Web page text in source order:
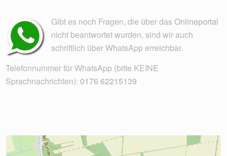
Gibt es noch Fragen, die über dasOnlineportal
nicht beantwortet wurden, sind wir auch
schriftlich über WhatsApp erreichbar.
Telefonnummer für WhatsApp (bitte KEINE
Sprachnachrichten): 0176 62215139